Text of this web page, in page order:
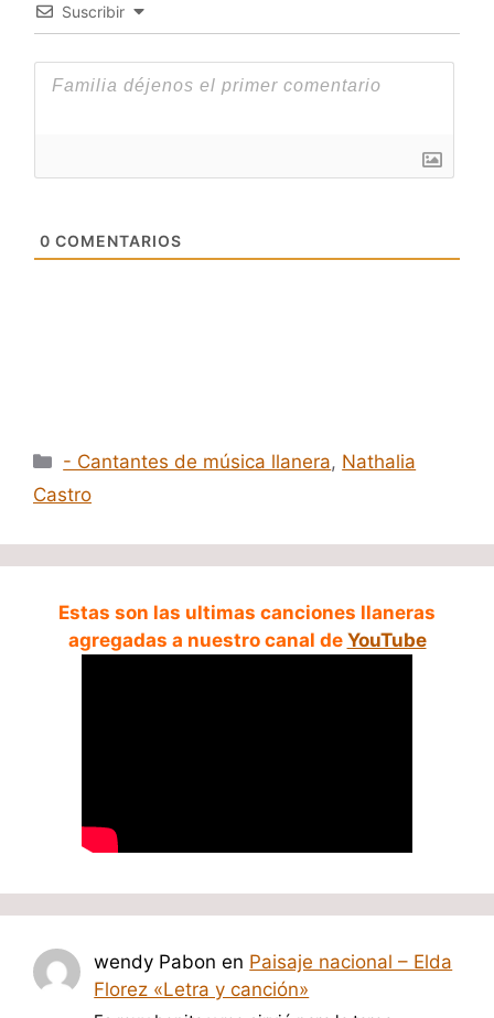
Suscribir
0 COMENTARIOS
Categorías
- Cantantes de música llanera, Nathalia
Castro
Estas son las ultimas canciones llaneras
agregadas a nuestro canal de YouTube
wendy Pabon en Paisaje nacional – Elda
Florez «Letra y canción»